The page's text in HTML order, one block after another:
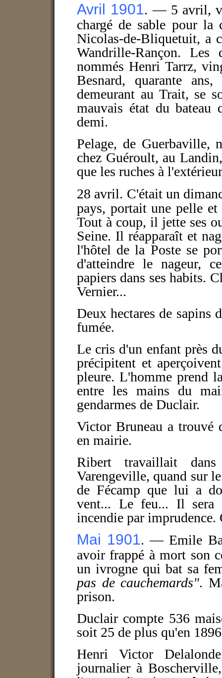
Avril 1901. — 5 avril,
chargé de sable pour la
Nicolas-de-Bliquetuit, a
Wandrille-Rançon.
nommés Henri Tarrz,
Besnard, quarante
demeurant au Trait, se
mauvais état du
demi.
Pelage, de Guerbaville,
chez Guéroult, au
que les ruches à
28 avril. C'était un
pays, portait une pelle
Tout à coup, il jette ses
Seine. Il réapparaît et
l'hôtel de la Poste se
d'atteindre le nageur,
papiers dans ses habits.
Vernier...
Deux hectares de sapins
fumée.
Le cris d'un enfant près
précipitent et
pleure. L'homme prend
entre les mains du
gendarmes de Duclair.
Victor Bruneau a trouvé
en mairie.
Ribert travaillait
Varengeville, quand sur
de Fécamp que lui a
vent... Le feu... Il sera
incendie par imprudence.
Mai 1901. — Emile
avoir frappé à mort son
un ivrogne qui bat sa
pas de cauchemards".
prison.
Duclair compte 536
soit 25 de plus qu'en
Henri Victor
journalier à